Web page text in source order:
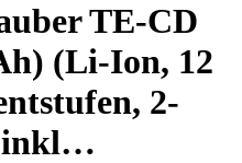
TE-CD
(Li-Ion, 12
2-
inkl…